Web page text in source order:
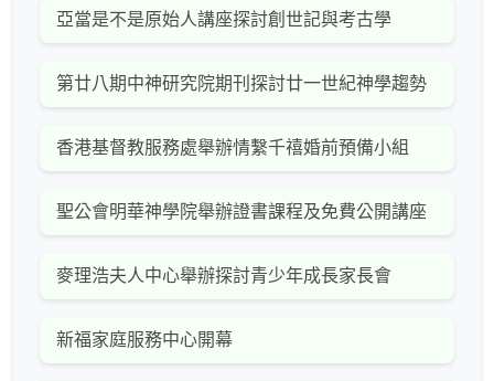
亞當是不是原始人講座探討創世記與考古學
第廿八期中神研究院期刊探討廿一世紀神學趨勢
香港基督教服務處舉辦情繫千禧婚前預備小組
聖公會明華神學院舉辦證書課程及免費公開講座
麥理浩夫人中心舉辦探討青少年成長家長會
新福家庭服務中心開幕